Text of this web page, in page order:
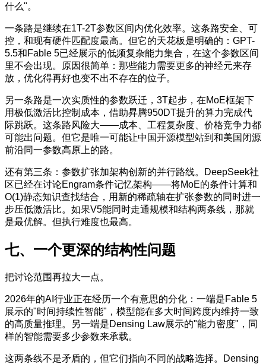
什么"。
一条路是继续在1T-2T参数区间内优化效率。这条路安全、可
控，和现有硬件匹配度最高。但它的天花板是明确的：GPT-
5.5和Fable 5已经展示的低频复杂能力集合，在这个参数区间
里不会出现。原因很简单：那些能力需要更多的神经元来存
放，优化得再好也变不出不存在的位子。
另一条路是一次实质性的参数跃迁，3T起步，在MoE框架下
用极低激活比控制成本，借助昇腾950DT提升的算力完成代
际跳跃。这条路风险大——成本、工程复杂度、价格竞争力都
可能出问题。但它是唯一可能让中国开源模型站到和美国闭源
前沿同一参数高原上的路。
还有第三条：参数扩张加架构创新的并行路线。DeepSeek社
区已经在讨论Engram条件记忆架构——将MoE的条件计算和
O(1)静态知识查找结合，用新的稀疏轴在扩张参数的同时进一
步压低激活比。如果V5能同时走通规模和结构两条线，那就
是最优解。但执行难度也最高。
七、一个更深的结构性问题
把讨论范围再拉大一点。
2026年的AI行业正在经历一个有意思的分化：一端是Fable 5
展示的"时间持续性智能"，模型能在多大时间跨度内维持一致
的高质量推理。另一端是Densing Law展示的"能力密度"，同
样的智能需要多少参数来承载。
这两条线不是矛盾的，但它们指向不同的战略选择。Densing